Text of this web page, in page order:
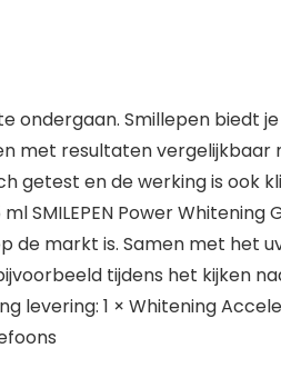
Smillepen biedt
met resultaten vergelijkbaar
getest en de werking is ook
SMILEPEN Power
markt is. Samen met het
tijdens het kijken
1 × Whitening